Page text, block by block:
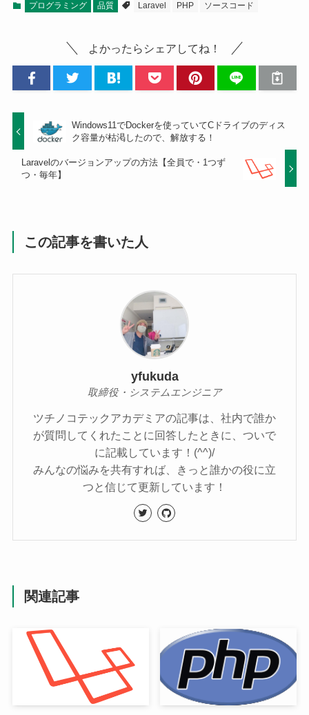
プログラミング 品質 Laravel PHP ソースコード
よかったらシェアしてね！
Windows11でDockerを使っていてCドライブのディス
ク容量が枯渇したので、解放する！
Laravelのバージョンアップの方法【全員で・1つず
つ・毎年】
この記事を書いた人
yfukuda
取締役・システムエンジニア
ツチノコテックアカデミアの記事は、社内で誰か
が質問してくれたことに回答したときに、ついで
に記載しています！(^^)/
みんなの悩みを共有すれば、きっと誰かの役に立
つと信じて更新しています！
関連記事